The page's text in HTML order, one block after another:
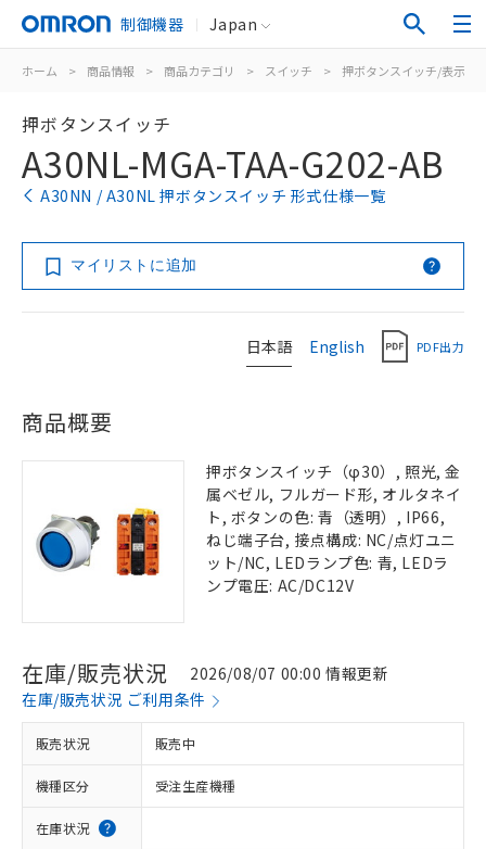
制御機器 Japan
ホーム > 商品情報 > 商品カテゴリ > スイッチ > 押ボタンスイッチ/表示灯
押ボタンスイッチ
A30NL-MGA-TAA-G202-AB
A30NN / A30NL 押ボタンスイッチ 形式仕様一覧
マイリストに追加
日本語 English PDF出力
商品概要
押ボタンスイッチ（φ30）, 照光, 金
属ベゼル, フルガード形, オルタネイ
ト, ボタンの色: 青（透明）, IP66,
ねじ端子台, 接点構成: NC/点灯ユニ
ット/NC, LEDランプ色: 青, LEDラ
ンプ電圧: AC/DC12V
在庫/販売状況
2026/08/07 00:00 情報更新
在庫/販売状況 ご利用条件
販売状況 販売中
機種区分 受注生産機種
在庫状況